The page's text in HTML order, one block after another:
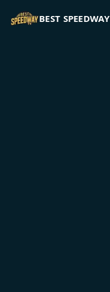
BEST SPEEDWAY